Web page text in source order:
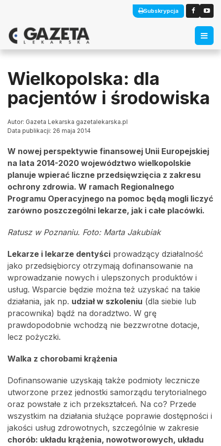
Subskrypcja
Wielkopolska: dla
pacjentów i środowiska
Autor: Gazeta Lekarska gazetalekarska.pl
Data publikacji: 26 maja 2014
W nowej perspektywie finansowej Unii Europejskiej
na lata 2014-2020 województwo wielkopolskie
planuje wpierać liczne przedsięwzięcia z zakresu
ochrony zdrowia. W ramach Regionalnego
Programu Operacyjnego na pomoc będą mogli liczyć
zarówno poszczególni lekarze, jak i całe placówki.
Ratusz w Poznaniu. Foto: Marta Jakubiak
Lekarze i lekarze dentyści prowadzący działalność
jako przedsiębiorcy otrzymają dofinansowanie na
wprowadzanie nowych i ulepszonych produktów i
usług. Wsparcie będzie można też uzyskać na takie
działania, jak np. udział w szkoleniu (dla siebie lub
pracownika) bądź na doradztwo. W grę
prawdopodobnie wchodzą nie bezzwrotne dotacje,
lecz pożyczki.
Walka z chorobami krążenia
Dofinansowanie uzyskają także podmioty lecznicze
utworzone przez jednostki samorządu terytorialnego
oraz powstałe z ich przekształceń. Na co? Przede
wszystkim na działania służące poprawie dostępności i
jakości usług zdrowotnych, szczególnie w zakresie
chorób: układu krążenia, nowotworowych, układu